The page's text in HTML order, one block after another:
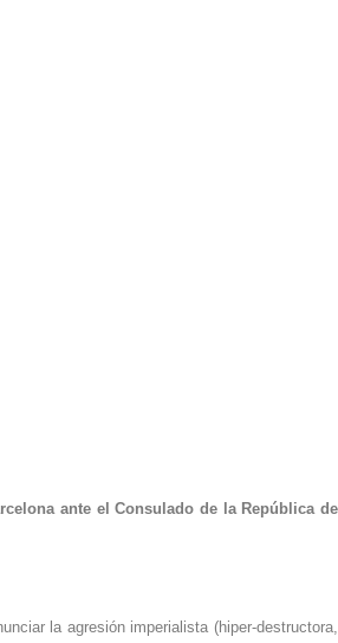
ante el Consulado de la República de
la agresión imperialista (hiper-destructora,